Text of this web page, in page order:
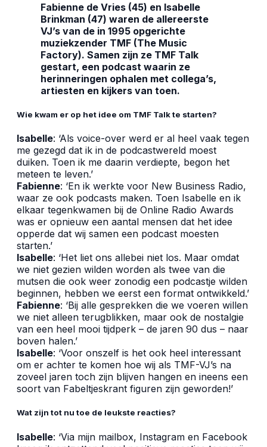
Fabienne de Vries (45) en Isabelle
Brinkman (47) waren de allereerste
VJ’s van de in 1995 opgerichte
muziekzender TMF (The Music
Factory). Samen zijn ze TMF Talk
gestart, een podcast waarin ze
herinneringen ophalen met collega’s,
artiesten en kijkers van toen.
Wie kwam er op het idee om TMF Talk te starten?
Isabelle: ‘Als voice-over werd er al heel vaak tegen
me gezegd dat ik in de podcastwereld moest
duiken. Toen ik me daarin verdiepte, begon het
meteen te leven.’
Fabienne: ‘En ik werkte voor New Business Radio,
waar ze ook podcasts maken. Toen Isabelle en ik
elkaar tegenkwamen bij de Online Radio Awards
was er opnieuw een aantal mensen dat het idee
opperde dat wij samen een podcast moesten
starten.’
Isabelle: ‘Het liet ons allebei niet los. Maar omdat
we niet gezien wilden worden als twee van die
mutsen die ook weer zonodig een podcastje wilden
beginnen, hebben we eerst een format ontwikkeld.’
Fabienne: ‘Bij alle gesprekken die we voeren willen
we niet alleen terugblikken, maar ook de nostalgie
van een heel mooi tijdperk – de jaren 90 dus – naar
boven halen.’
Isabelle: ‘Voor onszelf is het ook heel interessant
om er achter te komen hoe wij als TMF-VJ’s na
zoveel jaren toch zijn blijven hangen en ineens een
soort van Fabeltjeskrant figuren zijn geworden!’
Wat zijn tot nu toe de leukste reacties?
Isabelle: ‘Via mijn mailbox, Instagram en Facebook